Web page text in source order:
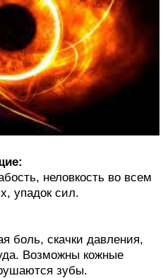
неловкость во всем
упадок сил.
боль, скачки давления,
Возможны кожные
зубы.